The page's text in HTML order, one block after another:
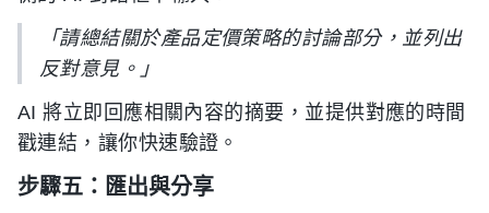
「請總結關於產品定價策略的討論部分，並列出
反對意見。」
AI 將立即回應相關內容的摘要，並提供對應的時間
戳連結，讓你快速驗證。
步驟五：匯出與分享